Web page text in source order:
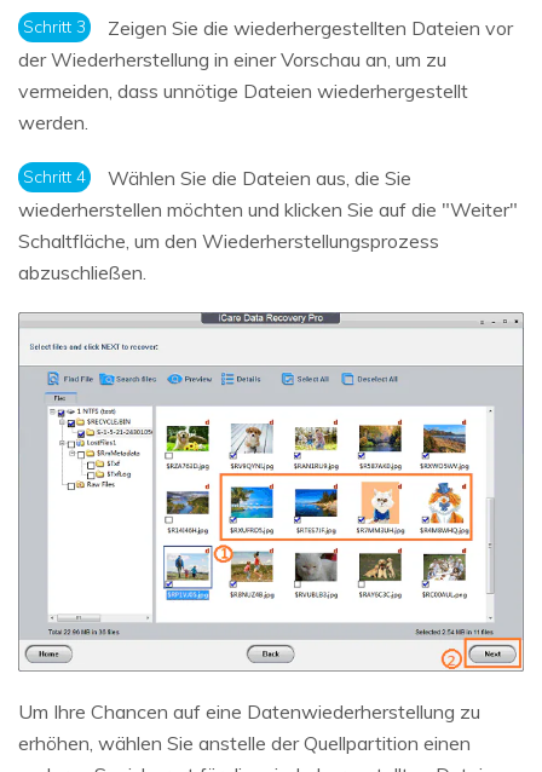
Schritt 3
Zeigen Sie die wiederhergestellten Dateien vor
der Wiederherstellung in einer Vorschau an, um zu
vermeiden, dass unnötige Dateien wiederhergestellt
werden.
Schritt 4
Wählen Sie die Dateien aus, die Sie
wiederherstellen möchten und klicken Sie auf die "Weiter"
Schaltfläche, um den Wiederherstellungsprozess
abzuschließen.
Um Ihre Chancen auf eine Datenwiederherstellung zu
erhöhen, wählen Sie anstelle der Quellpartition einen